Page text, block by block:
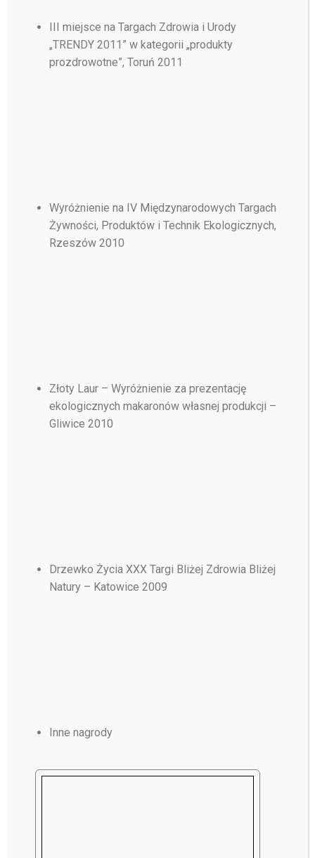
III miejsce na Targach Zdrowia i Urody
„TRENDY 2011” w kategorii „produkty
prozdrowotne”, Toruń 2011
Wyróżnienie na IV Międzynarodowych Targach
Żywności, Produktów i Technik Ekologicznych,
Rzeszów 2010
Złoty Laur – Wyróżnienie za prezentację
ekologicznych makaronów własnej produkcji –
Gliwice 2010
Drzewko Życia XXX Targi Bliżej Zdrowia Bliżej
Natury – Katowice 2009
Inne nagrody